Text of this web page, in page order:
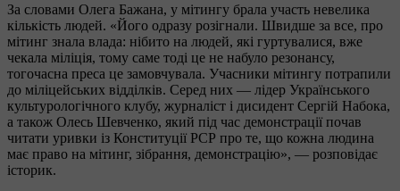
За словами Олега Бажана, у мітингу брала участь невелика
кількість людей. «Його одразу розігнали. Швидше за все, про
мітинг знала влада: нібито на людей, які гуртувалися, вже
чекала міліція, тому саме тоді це не набуло резонансу,
тогочасна преса це замовчувала. Учасники мітингу потрапили
до міліцейських відділків. Серед них — лідер Українського
культурологічного клубу, журналіст і дисидент Сергій Набока,
а також Олесь Шевченко, який під час демонстрації почав
читати уривки із Конституції РСР про те, що кожна людина
має право на мітинг, зібрання, демонстрацію», — розповідає
історик.